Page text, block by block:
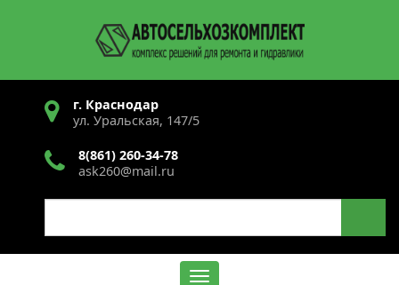
г. Краснодар
ул. Уральская, 147/5
8(861) 260-34-78
ask260@mail.ru